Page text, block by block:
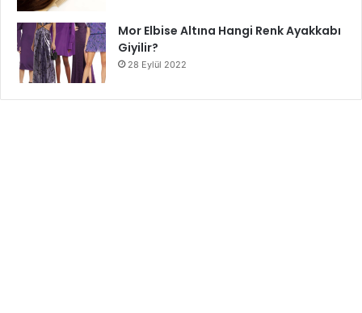
Mor Elbise Altına Hangi Renk Ayakkabı
Giyilir?
28 Eylül 2022